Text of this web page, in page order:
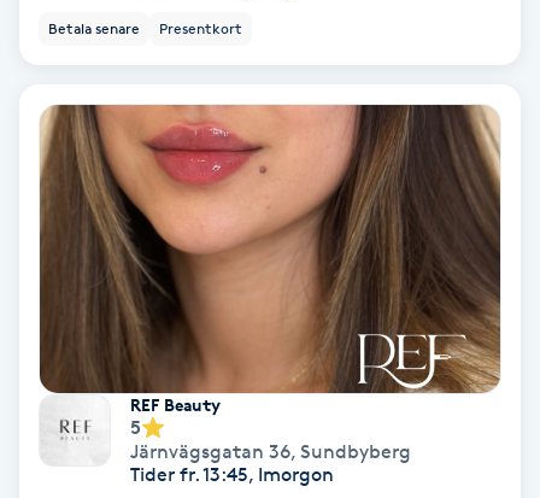
Nagelvård
Naglar reparation
Naprapati
Navelpiercing
NBE-massage
Ny frisyr
Betala senare Presentkort
REF Beauty
5
Järnvägsgatan 36, Sundbyberg
Tider fr. 13:45, Imorgon